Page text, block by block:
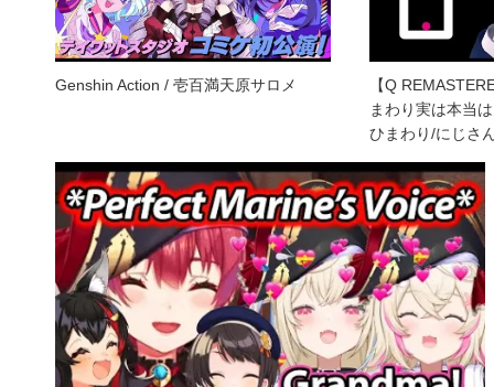
Genshin Action / 壱百満天原サロメ
【Q
まわり実は本当
ひまわり/にじさ